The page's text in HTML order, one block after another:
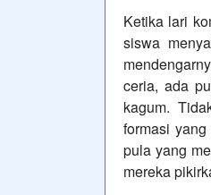
Ketika lari
siswa
ceria, ada
kagum.
formasi
pula yang
mereka